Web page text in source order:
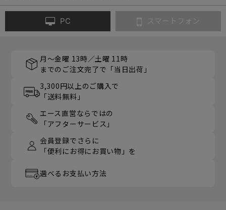
PC スマートフォン
月～金曜 13時／土曜 11時
までのご注文完了で「当日出荷」
3,300円以上のご購入で
「送料無料」
エース直営ならではの
「アフターサービス」
会員登録でさらに
「便利にお得にお買い物」を
選べるお支払い方法